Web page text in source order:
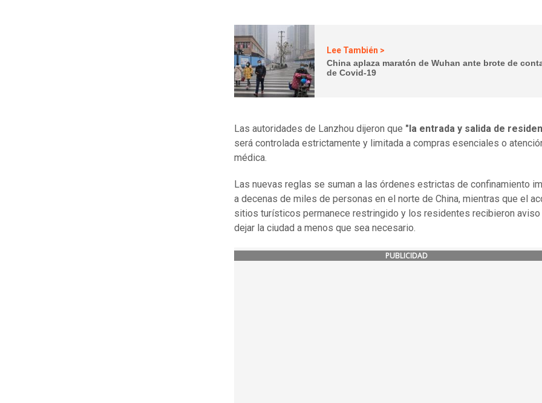
Lee También >
China aplaza maratón de Wuhan ante brote de
de Covid-19
Las autoridades de Lanzhou dijeron que "la entrada y salida de
será controlada estrictamente y limitada a compras esenciales o
médica.
Las nuevas reglas se suman a las órdenes estrictas de confinamiento
a decenas de miles de personas en el norte de China, mientras que el
sitios turísticos permanece restringido y los residentes recibieron aviso
dejar la ciudad a menos que sea necesario.
PUBLICIDAD